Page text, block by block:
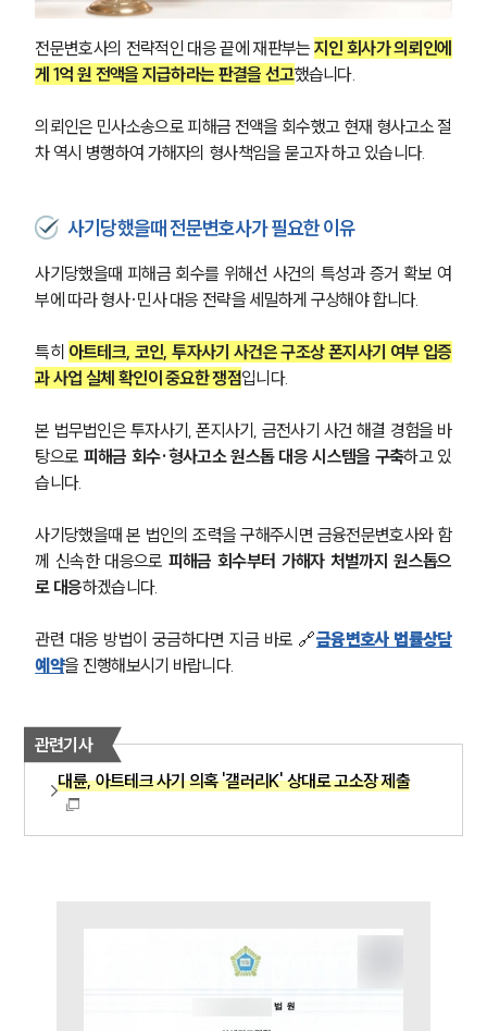
그룹소개
그룹소개
대륜의 강점
오시는 길
통합검색
AI대륜
업무사례
주요 업무사례
사례분석/최신동향
법률지식인
고객후기
금융·자본시장그룹 업무
구성원 소개
소식/자료
공지사항
대륜법률상담예약
전문변호사의 전략적인 대응 끝에 재판부는 지인 회사가 의뢰인에
게 1억 원 전액을 지급하라는 판결을 선고했습니다.
의뢰인은 민사소송으로 피해금 전액을 회수했고 현재 형사고소 절
차 역시 병행하여 가해자의 형사책임을 묻고자 하고 있습니다.
사기당했을때 전문변호사가 필요한 이유
사기당했을때 피해금 회수를 위해선 사건의 특성과 증거 확보 여
부에 따라 형사·민사 대응 전략을 세밀하게 구상해야 합니다.
특히 아트테크, 코인, 투자사기 사건은 구조상 폰지사기 여부 입증
과 사업 실체 확인이 중요한 쟁점입니다.
본 법무법인은 투자사기, 폰지사기, 금전사기 사건 해결 경험을 바
탕으로 피해금 회수·형사고소 원스톱 대응 시스템을 구축하고 있
습니다.
사기당했을때 본 법인의 조력을 구해주시면 금융전문변호사와 함
께 신속한 대응으로 피해금 회수부터 가해자 처벌까지 원스톱으
로 대응하겠습니다.
관련 대응 방법이 궁금하다면 지금 바로 🔗금융변호사 법률상담
예약을 진행해보시기 바랍니다.
관련기사
대륜, 아트테크 사기 의혹 '갤러리K' 상대로 고소장 제출